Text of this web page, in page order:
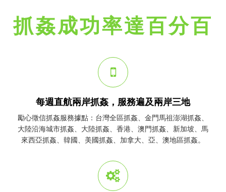
抓姦成功率達百分百
每週直航兩岸抓姦，服務遍及兩岸三地
勵心徵信抓姦服務據點：台灣全區抓姦、金門馬祖澎湖抓姦、
大陸沿海城市抓姦、大陸抓姦、香港、澳門抓姦、新加坡、馬
來西亞抓姦、韓國、美國抓姦、加拿大、亞、澳地區抓姦。